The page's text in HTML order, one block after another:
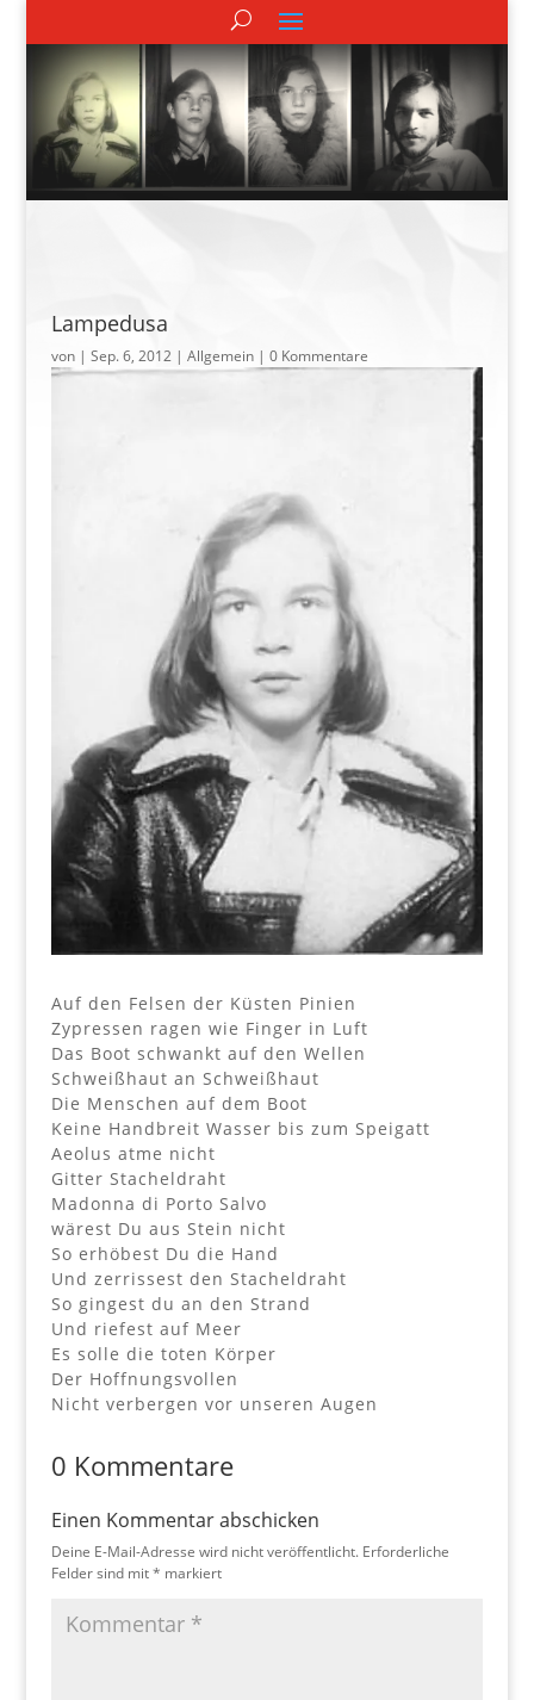
Lampedusa
von | Sep. 6, 2012| Allgemein | 0 Kommentare
Auf den Felsen der Küsten Pinien
Zypressen ragen wie Finger in Luft
Das Boot schwankt auf den Wellen
Schweißhaut an Schweißhaut
Die Menschen auf dem Boot
Keine Handbreit Wasser bis zum Speigatt
Aeolus atme nicht
Gitter Stacheldraht
Madonna di Porto Salvo
wärest Du aus Stein nicht
So erhöbest Du die Hand
Und zerrissest den Stacheldraht
So gingest du an den Strand
Und riefest auf Meer
Es solle die toten Körper
Der Hoffnungsvollen
Nicht verbergen vor unseren Augen
0 Kommentare
Einen Kommentar abschicken
Deine E-Mail-Adresse wird nicht veröffentlicht. Erforderliche
Felder sind mit* markiert